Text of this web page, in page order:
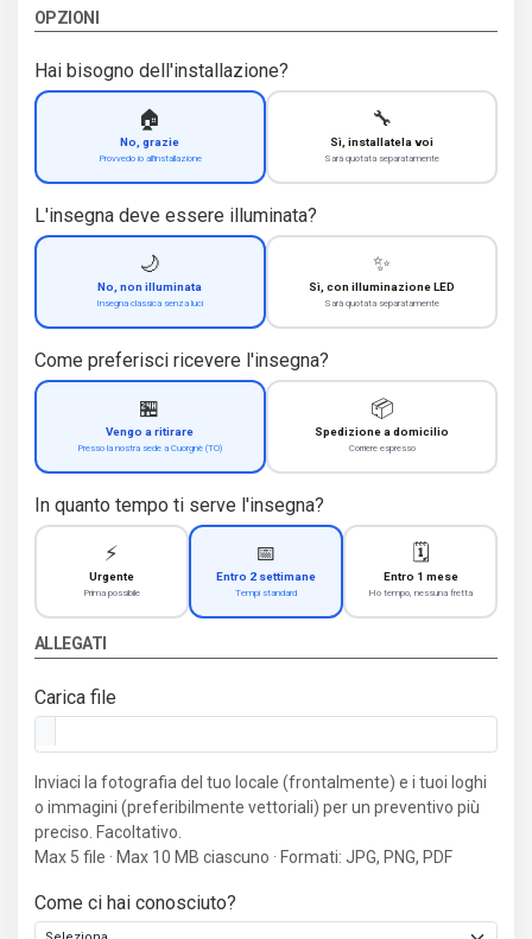
OPZIONI
Hai bisogno dell'installazione?
🏠
No, grazie
Provvedo io all'installazione
🔧
Sì, installatela voi
Sarà quotata separatamente
L'insegna deve essere illuminata?
🌙
No, non illuminata
Insegna classica senza luci
✨
Sì, con illuminazione LED
Sarà quotata separatamente
Come preferisci ricevere l'insegna?
🏪
Vengo a ritirare
Presso la nostra sede a Cuorgnè (TO)
📦
Spedizione a domicilio
Corriere espresso
In quanto tempo ti serve l'insegna?
⚡
Urgente
Prima possibile
📅
Entro 2 settimane
Tempi standard
🗓️
Entro 1 mese
Ho tempo, nessuna fretta
ALLEGATI
Carica file
Inviaci la fotografia del tuo locale (frontalmente) e i tuoi loghi
o immagini (preferibilmente vettoriali) per un preventivo più
preciso. Facoltativo.
Max 5 file · Max 10 MB ciascuno · Formati: JPG, PNG, PDF
Come ci hai conosciuto?